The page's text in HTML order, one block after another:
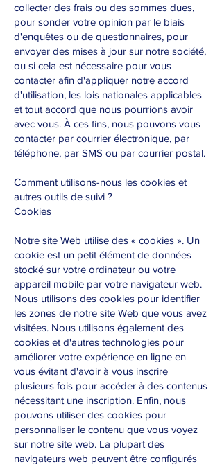
collecter des frais ou des sommes dues,
pour sonder votre opinion par le biais
d'enquêtes ou de questionnaires, pour
envoyer des mises à jour sur notre société,
ou si cela est nécessaire pour vous
contacter afin d'appliquer notre accord
d'utilisation, les lois nationales applicables
et tout accord que nous pourrions avoir
avec vous. À ces fins, nous pouvons vous
contacter par courrier électronique, par
téléphone, par SMS ou par courrier postal.
Comment utilisons-nous les cookies et
autres outils de suivi ?
Cookies
Notre site Web utilise des « cookies ». Un
cookie est un petit élément de données
stocké sur votre ordinateur ou votre
appareil mobile par votre navigateur web.
Nous utilisons des cookies pour identifier
les zones de notre site Web que vous avez
visitées. Nous utilisons également des
cookies et d'autres technologies pour
améliorer votre expérience en ligne en
vous évitant d'avoir à vous inscrire
plusieurs fois pour accéder à des contenus
nécessitant une inscription. Enfin, nous
pouvons utiliser des cookies pour
personnaliser le contenu que vous voyez
sur notre site web. La plupart des
navigateurs web peuvent être configurés